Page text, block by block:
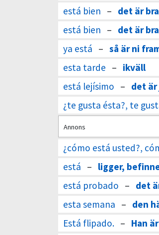
está bien – det är bra
está bien – det är
ya está – så är ni
esta tarde – ikväll
está lejísimo – det
¿te gusta ésta?, te
Annons
¿cómo está usted?,
está – ligger,
está probado – det
esta semana – den
Está flipado. – Han